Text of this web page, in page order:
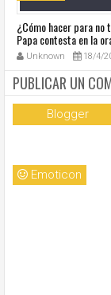
¿Cómo hacer para no
Papa contesta en la
de este lunes en la
Pedro
Unknown 18/4/
PUBLICAR UN
Blogger
Emoticon